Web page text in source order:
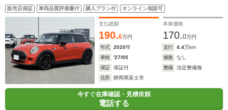
販売店保証 車両品質評価書付 購入プラン付 オンライン相談可
支払総額
190.6万円
本体価格
170.0万円
年式
2020年 走行 4.4万km
車検
'27/05 修復
なし
保証
保証付 整備
法定整備無
住所
静岡県富士市
今すぐ在庫確認・見積依頼
電話する